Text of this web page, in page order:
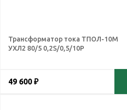
Трансформатор тока ТПОЛ-10М
УХЛ2 80/5 0,2S/0,5/10Р
49 600 ₽